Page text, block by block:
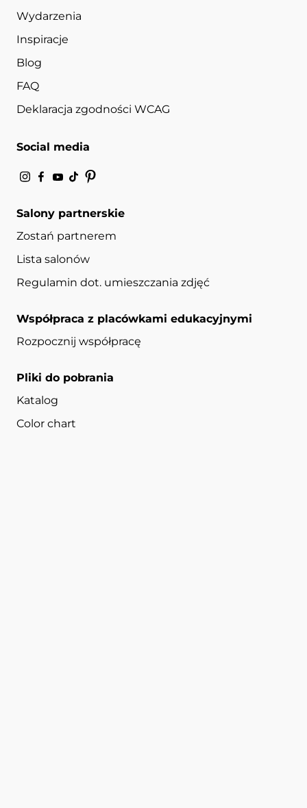
Wydarzenia
Inspiracje
Blog
FAQ
Deklaracja zgodności WCAG
Social media
Salony partnerskie
Zostań partnerem
Lista salonów
Regulamin dot. umieszczania zdjęć
Współpraca z placówkami edukacyjnymi
Rozpocznij współpracę
Pliki do pobrania
Katalog
Color chart